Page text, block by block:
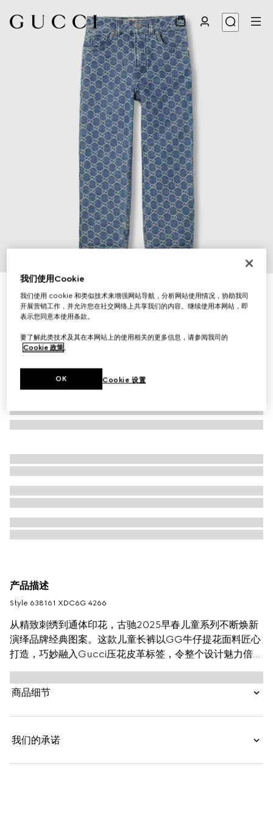
儿童GG牛仔提花长裤
£450
产品描述
Style ‎638161 XDC6G 4266
从精致刺绣到通体印花，古驰2025早春儿童系列不断焕新
演绎品牌经典图案。这款儿童长裤以GG牛仔提花面料匠心
打造，巧妙融入Gucci压花皮革标签，令整个设计魅力倍
增。
商品细节
我们的承诺
我们使用Cookie
我们使用 cookie 和类似技术来增强网站导航，分析网站使用情况，协助我司
开展营销工作，并允许您在社交网络上共享我们的内容。继续使用本网站，即
表示您同意本使用条款。
要了解此类技术及其在本网站上的使用相关的更多信息，请参阅我司的
Cookie 政策。
Cookie 设置
OK